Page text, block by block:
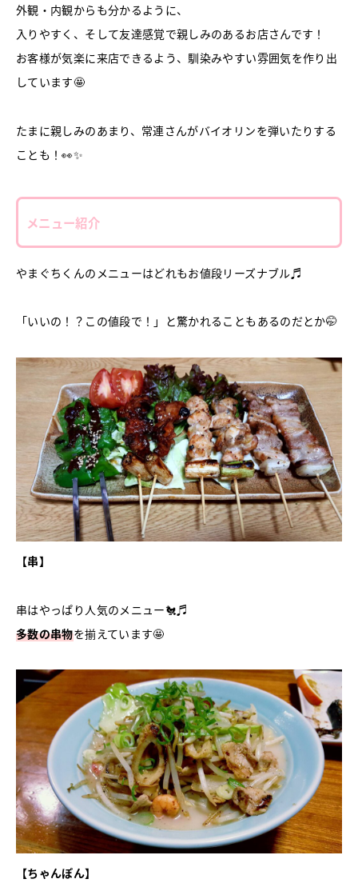
外観・内観からも分かるように、
入りやすく、そして友達感覚で親しみのあるお店さんです！
お客様が気楽に来店できるよう、馴染みやすい雰囲気を作り出
しています🤩
たまに親しみのあまり、常連さんがバイオリンを弾いたりする
ことも！👀✨
メニュー紹介
やまぐちくんのメニューはどれもお値段リーズナブル♬
「いいの！？この値段で！」と驚かれることもあるのだとか🤭
【串】
串はやっぱり人気のメニュー🐔♬
多数の串物を揃えています🤩
【ちゃんぽん】